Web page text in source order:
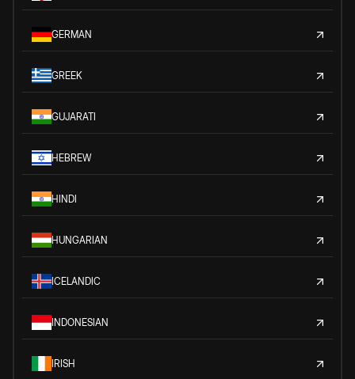
GERMAN
GREEK
GUJARATI
HEBREW
HINDI
HUNGARIAN
ICELANDIC
INDONESIAN
IRISH